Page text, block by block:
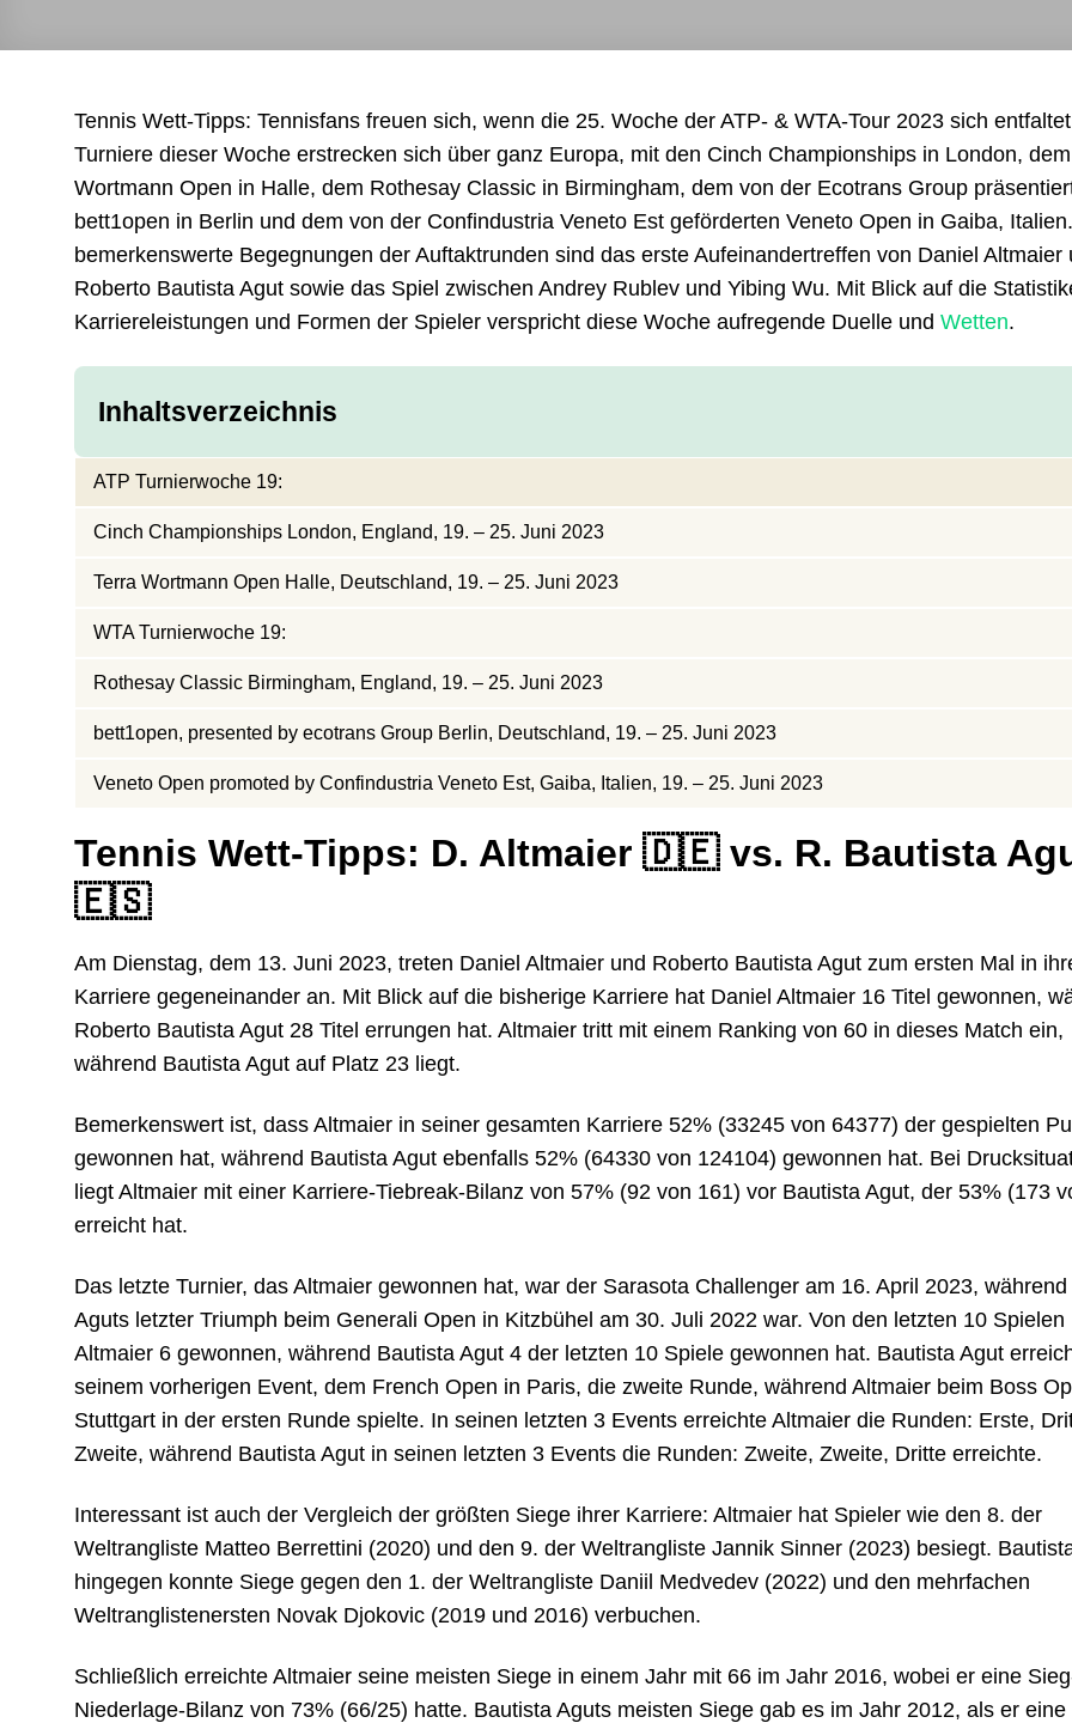
Tennis Wett-Tipps: Tennisfans freuen sich, wenn die 25. Woche der ATP- & WTA-Tour 2023 sich
Turniere dieser Woche erstrecken sich über ganz Europa, mit den Cinch Championships in London,
Wortmann Open in Halle, dem Rothesay Classic in Birmingham, dem von der Ecotrans Group
bett1open in Berlin und dem von der Confindustria Veneto Est geförderten Veneto Open in Gaiba,
bemerkenswerte Begegnungen der Auftaktrunden sind das erste Aufeinandertreffen von Daniel Altmaier
Roberto Bautista Agut sowie das Spiel zwischen Andrey Rublev und Yibing Wu. Mit Blick auf die
Karriereleistungen und Formen der Spieler verspricht diese Woche aufregende Duelle und Wetten.
Inhaltsverzeichnis
ATP Turnierwoche 19:
Cinch Championships London, England, 19. – 25. Juni 2023
Terra Wortmann Open Halle, Deutschland, 19. – 25. Juni 2023
WTA Turnierwoche 19:
Rothesay Classic Birmingham, England, 19. – 25. Juni 2023
bett1open, presented by ecotrans Group Berlin, Deutschland, 19. – 25. Juni 2023
Veneto Open promoted by Confindustria Veneto Est, Gaiba, Italien, 19. – 25. Juni 2023
Tennis Wett-Tipps: D. Altmaier 🇩🇪 vs. R. Bautista
🇪🇸
Am Dienstag, dem 13. Juni 2023, treten Daniel Altmaier und Roberto Bautista Agut zum ersten Mal in
Karriere gegeneinander an. Mit Blick auf die bisherige Karriere hat Daniel Altmaier 16 Titel gewonnen,
Roberto Bautista Agut 28 Titel errungen hat. Altmaier tritt mit einem Ranking von 60 in dieses Match ein,
während Bautista Agut auf Platz 23 liegt.
Bemerkenswert ist, dass Altmaier in seiner gesamten Karriere 52% (33245 von 64377) der gespielten
gewonnen hat, während Bautista Agut ebenfalls 52% (64330 von 124104) gewonnen hat. Bei
liegt Altmaier mit einer Karriere-Tiebreak-Bilanz von 57% (92 von 161) vor Bautista Agut, der 53% (173
erreicht hat.
Das letzte Turnier, das Altmaier gewonnen hat, war der Sarasota Challenger am 16. April 2023,
Aguts letzter Triumph beim Generali Open in Kitzbühel am 30. Juli 2022 war. Von den letzten 10 Spielen
Altmaier 6 gewonnen, während Bautista Agut 4 der letzten 10 Spiele gewonnen hat. Bautista Agut
seinem vorherigen Event, dem French Open in Paris, die zweite Runde, während Altmaier beim Boss
Stuttgart in der ersten Runde spielte. In seinen letzten 3 Events erreichte Altmaier die Runden: Erste,
Zweite, während Bautista Agut in seinen letzten 3 Events die Runden: Zweite, Zweite, Dritte erreichte.
Interessant ist auch der Vergleich der größten Siege ihrer Karriere: Altmaier hat Spieler wie den 8. der
Weltrangliste Matteo Berrettini (2020) und den 9. der Weltrangliste Jannik Sinner (2023) besiegt.
hingegen konnte Siege gegen den 1. der Weltrangliste Daniil Medvedev (2022) und den mehrfachen
Weltranglistenersten Novak Djokovic (2019 und 2016) verbuchen.
Schließlich erreichte Altmaier seine meisten Siege in einem Jahr mit 66 im Jahr 2016, wobei er eine
Niederlage-Bilanz von 73% (66/25) hatte. Bautista Aguts meisten Siege gab es im Jahr 2012, als er eine